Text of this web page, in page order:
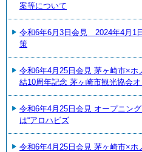
案等について
令和6年6月3日会見 2024年4月1
策
令和6年4月25日会見 茅ヶ崎市×
結10周年記念 茅ヶ崎市観光協会
令和6年4月25日会見 オープニン
は“アロハビズ
令和6年4月25日会見 茅ヶ崎市×